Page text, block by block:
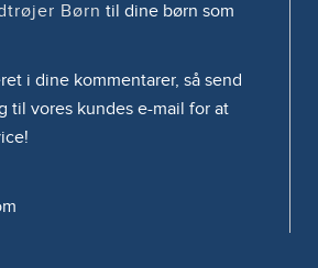
Børn til dine børn som
i dine kommentarer, så send
til vores kundes e-mail for at